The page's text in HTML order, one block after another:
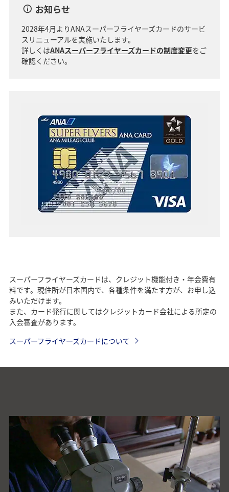
お知らせ
2028年4月よりANAスーパーフライヤーズカードのサービ
スリニューアルを実施いたします。
詳しくはANAスーパーフライヤーズカードの制度変更をご
確認ください。
スーパーフライヤーズカードは、クレジット機能付き・年会費有
料です。現住所が日本国内で、各種条件を満たす方が、お申し込
みいただけます。
また、カード発行に関してはクレジットカード会社による所定の
入会審査があります。
スーパーフライヤーズカードについて